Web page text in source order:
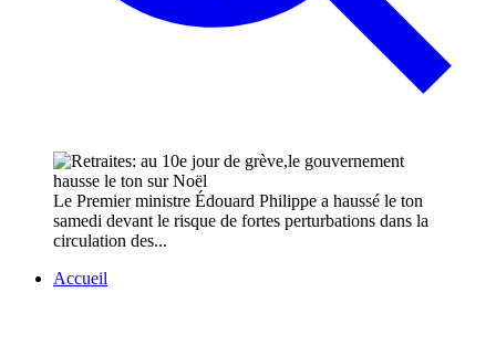
Le Premier ministre Édouard Philippe a haussé le ton
samedi devant le risque de fortes perturbations dans la
circulation des...
Accueil